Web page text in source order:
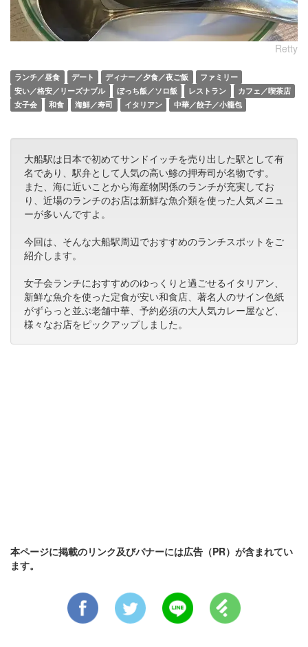
Retty
ランチ／昼食 デート ディナー／夕食／夜ご飯
ファミリー
安い／格安／リーズナブル
ぼっち飯／ソロ飯 レストラン
カフェ／喫茶店
女子会
和食 海鮮／寿司 イタリアン 中華／餃子／小籠包
大船駅は日本で初めてサンドイッチを売り出した駅として有
名であり、駅弁として人気の高い鯵の押寿司が名物です。
また、海に近いことから海産物関係のランチが充実してお
り、近場のランチのお店は新鮮な魚介類を使った人気メニュ
ーが多いんですよ。
今回は、そんな大船駅周辺でおすすめのランチスポットをご
紹介します。
女子会ランチにおすすめのゆっくりと過ごせるイタリアン、
新鮮な魚介を使った定食が安い和食店、著名人のサイン色紙
がずらっと並ぶ老舗中華、予約必須の大人気カレー屋など、
様々なお店をピックアップしました。
本ページに掲載のリンク及びバナーには広告（PR）が含まれてい
ます。